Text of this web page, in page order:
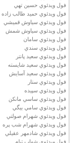
فول ويدئوي حسين تهي
فول ويدئوي حميد طالب زاده
فول ويدئوي سياوش قميشي
فول ويدئوي سياوش شمش
فول ويدئوي سامان
فول ويدئوي سندي
فول ويدئوي سعيد پانتر
فول ويدئوي سعيد شايسته
فول ويدئوي سعيد آسايش
فول ويدئوي ستار
فول ويدئوي سپيده
فول ويدئوي ساسي مانكن
فول ويدئوي سامي بيگي
فول ويدئوي شهرام صولتي
فول ويدئوي شهرام شب پره
فول ويدئوي شادمهر عقيلي
فول ويدئوي شهاب تيام